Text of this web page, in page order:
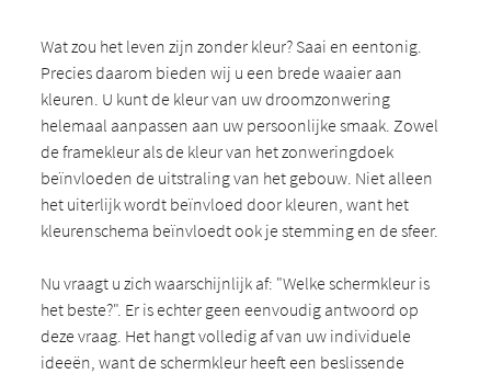
Wat zou het leven zijn zonder kleur? Saai en eentonig.
Precies daarom bieden wij u een brede waaier aan
kleuren. U kunt de kleur van uw droomzonwering
helemaal aanpassen aan uw persoonlijke smaak. Zowel
de framekleur als de kleur van het zonweringdoek
beïnvloeden de uitstraling van het gebouw. Niet alleen
het uiterlijk wordt beïnvloed door kleuren, want het
kleurenschema beïnvloedt ook je stemming en de sfeer.
Nu vraagt u zich waarschijnlijk af: "Welke schermkleur is
het beste?". Er is echter geen eenvoudig antwoord op
deze vraag. Het hangt volledig af van uw individuele
ideeën, want de schermkleur heeft een beslissende